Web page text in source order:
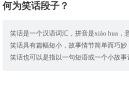
何为笑话段子？
笑话是一个汉语词汇，拼音是xiào hua，
笑话具有篇幅短小，故事情节简单而巧
笑话也可以是指以一句短语或一个小故